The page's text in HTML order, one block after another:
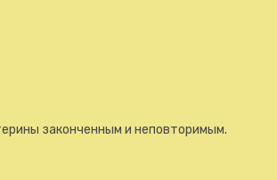
законченным и неповторимым.